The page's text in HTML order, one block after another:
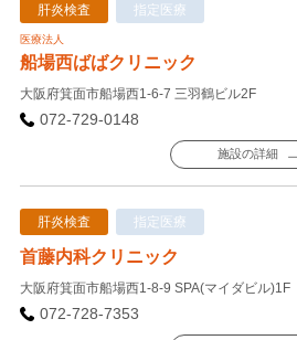
肝炎検査 指定医療
医療法人
船場西ばばクリニック
大阪府箕面市船場西1-6-7 三羽鶴ビル2F
072-729-0148
施設の詳細
肝炎検査 指定医療
首藤内科クリニック
大阪府箕面市船場西1-8-9 SPA(マイダビル)1F
072-728-7353